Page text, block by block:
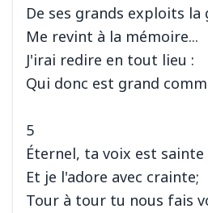
De ses grands exploits la
Me revint à la mémoire...
J'irai redire en tout lieu :
Qui donc est grand
5
Éternel, ta voix est sainte
Et je l'adore avec crainte;
Tour à tour tu nous fais